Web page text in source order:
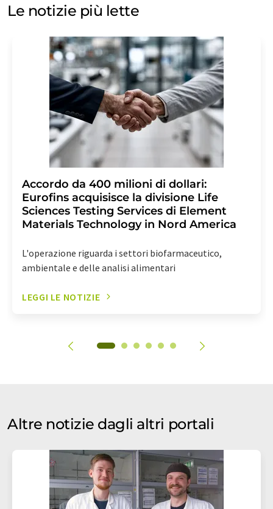
motivazioni a LUMITOS AG, Ernst-Augustin-Str. 2, 12489
revoke@lumitos.comcon effetto per il futuro. Inoltre,
ogni e-mail contiene un link per annullare l'iscrizione
alla newsletter corrispondente.
Le notizie più lette
Accordo da 400 milioni di dollari:
Eurofins acquisisce la divisione Life
Sciences Testing Services di Element
Materials Technology in Nord America
L'operazione riguarda i settori biofarmaceutico,
ambientale e delle analisi alimentari
LEGGI LE NOTIZIE
Altre notizie dagli altri portali